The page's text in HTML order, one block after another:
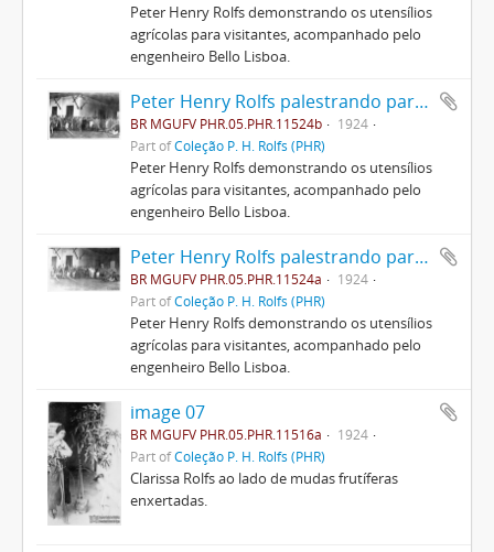
Peter Henry Rolfs demonstrando os utensílios
agrícolas para visitantes, acompanhado pelo
engenheiro Bello Lisboa.
Peter Henry Rolfs palestrando para visitantes
BR MGUFV PHR.05.PHR.11524b
1924
Part ofColeção P. H. Rolfs (PHR)
Peter Henry Rolfs demonstrando os utensílios
agrícolas para visitantes, acompanhado pelo
engenheiro Bello Lisboa.
Peter Henry Rolfs palestrando para visitantes
BR MGUFV PHR.05.PHR.11524a
1924
Part ofColeção P. H. Rolfs (PHR)
Peter Henry Rolfs demonstrando os utensílios
agrícolas para visitantes, acompanhado pelo
engenheiro Bello Lisboa.
image 07
BR MGUFV PHR.05.PHR.11516a
1924
Part ofColeção P. H. Rolfs (PHR)
Clarissa Rolfs ao lado de mudas frutíferas
enxertadas.